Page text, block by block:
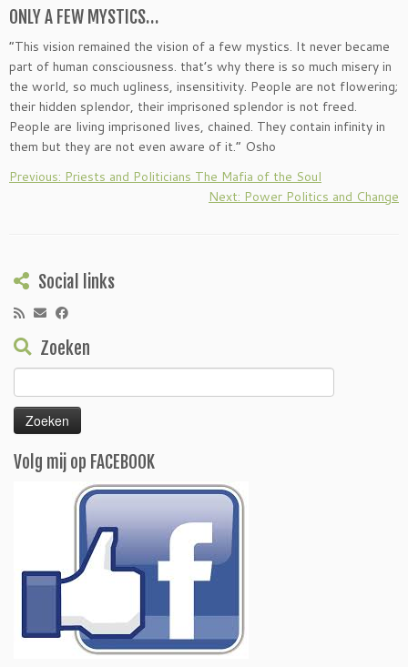
ONLY A FEW MYSTICS…
“This vision remained the vision of a few mystics. It never became
part of human consciousness. that’s why there is so much misery in
the world, so much ugliness, insensitivity. People are not flowering;
their hidden splendor, their imprisoned splendor is not freed.
People are living imprisoned lives, chained. They contain infinity in
them but they are not even aware of it.” Osho
Previous: Priests and Politicians The Mafia of the Soul
Next: Power Politics and Change
Social links
Zoeken
naar:
Volg mij op FACEBOOK